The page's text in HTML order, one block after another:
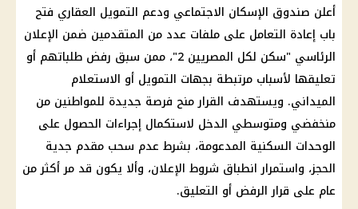
أعلن صندوق الإسكان الاجتماعي ودعم التمويل العقاري فتح
باب إعادة التعامل على ملفات عدد من المتقدمين ضمن الإعلان
الرئاسي "سكن لكل المصريين 2"، ممن سبق رفض طلباتهم أو
تعليقها لأسباب مرتبطة بجهات التمويل أو الاستعلام
الميداني. ويستهدف القرار منح فرصة جديدة للمواطنين من
منخفضي ومتوسطي الدخل لاستكمال إجراءات الحصول على
الوحدات السكنية المدعومة، بشرط عدم سحب مقدم جدية
الحجز، واستمرار انطباق شروط الإعلان، وألا يكون قد مر أكثر من
عام على قرار الرفض أو التعليق.